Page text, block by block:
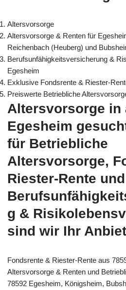
Altersvorsorge
Altersvorsorge & Renten für
Reichenbach (Heuberg) und
Berufsunfähigkeitsversicherung &
Egesheim
Exklusive Fondsrente & Riester-
Preiswerte Betriebliche
Altersvorsorge in
Egesheim
für Betriebliche
Altersvorsorge,
Riester-Rente und
g &
sind wir Ihr
Fondsrente & Riester-Rente aus
Altersvorsorge & Renten und
78592 Egesheim, Königsheim,